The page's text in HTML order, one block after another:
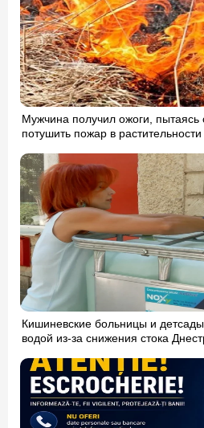
Мужчина получил ожоги, пытаясь
потушить пожар в растительности
Кишиневские больницы и
водой из-за снижения стока